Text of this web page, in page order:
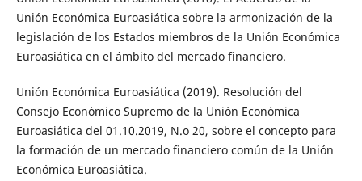
Unión Económica Euroasiática sobre la armonización de la
legislación de los Estados miembros de la Unión Económica
Euroasiática en el ámbito del mercado financiero.
Unión Económica Euroasiática (2019). Resolución del
Consejo Económico Supremo de la Unión Económica
Euroasiática del 01.10.2019, N.o 20, sobre el concepto para
la formación de un mercado financiero común de la Unión
Económica Euroasiática.